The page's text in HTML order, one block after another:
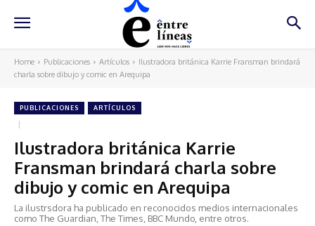
Home Publicaciones Artículos
Ilustradora británica Karrie Fransman brindará
charla sobre dibujo y comic en Arequipa
PUBLICACIONES ARTÍCULOS
Ilustradora británica Karrie
Fransman brindará charla sobre
dibujo y comic en Arequipa
La ilustrsdora ha publicado en reconocidos medios internacionales
como The Guardian, The Times, BBC Mundo, entre otros.